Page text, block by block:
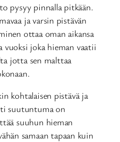
pysyy pinnalla pitkään.
ja varsin pistävän
ottaa oman aikansa
vuoksi joka hieman vaatii
jotta sen malttaa
kohtalaisen pistävä ja
suutuntuma on
suuhun hieman
samaan tapaan kuin